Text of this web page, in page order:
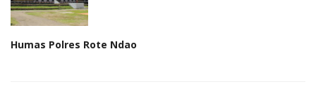
Humas Polres Rote Ndao